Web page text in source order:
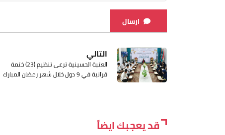
ارسال
التالي
العتبة الحسينية ترعى تنظيم (23) ختمة
قرآنية في 9 دول خلال شهر رمضان المبارك
قد يعجبك ايضاً